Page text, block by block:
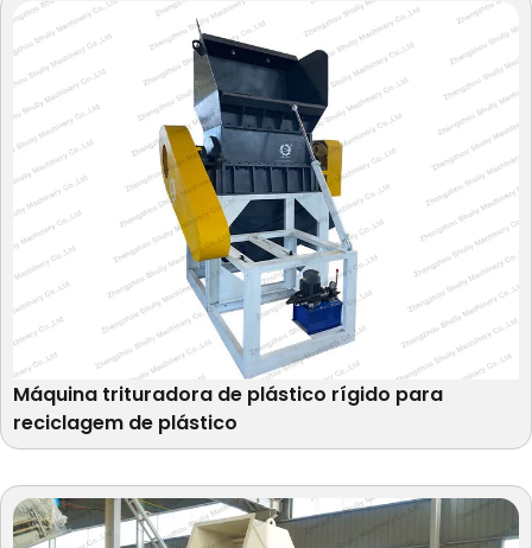
Máquina trituradora de plástico rígido para
reciclagem de plástico